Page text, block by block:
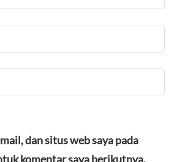
dan situs web saya pada
komentar saya berikutnya.